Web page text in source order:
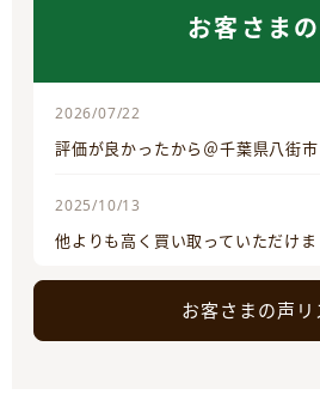
お客さまの
2026/07/22
評価が良かったから＠千葉県八街市
2025/10/13
他よりも高く買い取っていただけ
お客さまの声リ